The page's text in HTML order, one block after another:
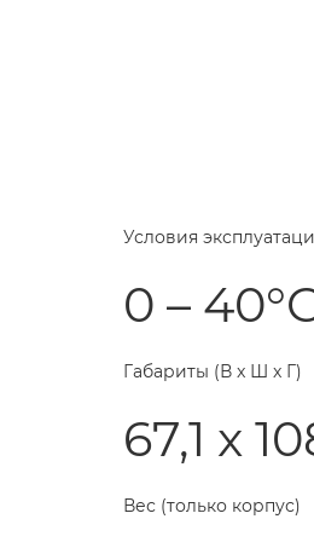
Условия
0 –
Габариты (В x Ш x Г)
67,1 x
Вес (только корпус)